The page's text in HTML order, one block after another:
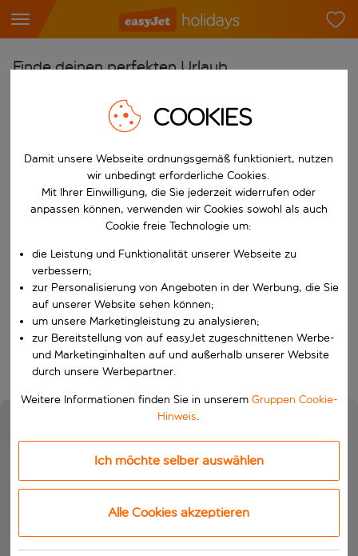
Finde deinen perfekten Urlaub
Beginne mit der Eingabe für die automatische
Flughafen wählen
Beginne mit der Eingabe für die automatische
Reiseziel wählen
Nach
Wähle ein Ab- und Rückflugdatum aus.
Reisezeitraum wählen
Wann
Wer
Suchen
COOKIES
Damit unsere Webseite ordnungsgemäß funktioniert, nutzen
wir unbedingt erforderliche Cookies.
Mit Ihrer Einwilligung, die Sie jederzeit widerrufen oder
anpassen können, verwenden wir Cookies sowohl als auch
Cookie freie Technologie um:
die Leistung und Funktionalität unserer Webseite zu
verbessern;
zur Personalisierung von Angeboten in der Werbung, die Sie
auf unserer Website sehen können;
um unsere Marketingleistung zu analysieren;
zur Bereitstellung von auf easyJet zugeschnittenen Werbe-
und Marketinginhalten auf und außerhalb unserer Website
durch unsere Werbepartner.
Weitere Informationen finden Sie in unserem Gruppen Cookie-
Hinweis.
Ich möchte selber auswählen
Alle Cookies akzeptieren